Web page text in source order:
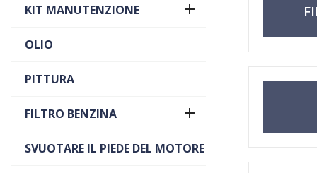
KIT MANUTENZIONE 
OLIO
PITTURA
FILTRO BENZINA 
SVUOTARE IL PIEDE DEL MOTORE